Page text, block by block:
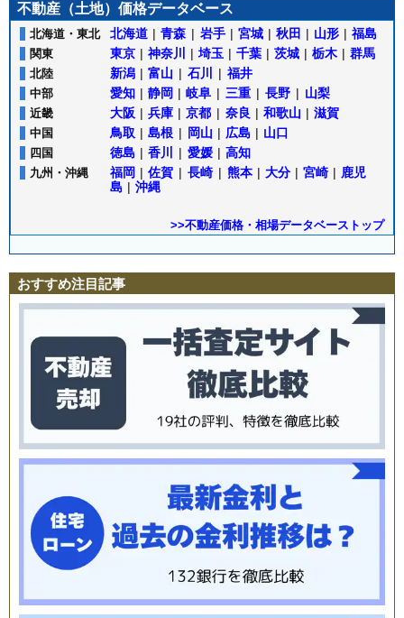
不動産（土地）価格データベース
北海道・東北 北海道 | 青森 | 岩手 | 宮城 | 秋田 | 山形 | 福島
関東 東京 | 神奈川 | 埼玉 | 千葉 | 茨城 | 栃木 | 群馬
北陸 新潟 | 富山 | 石川 | 福井
中部 愛知 | 静岡 | 岐阜 | 三重 | 長野 | 山梨
近畿 大阪 | 兵庫 | 京都 | 奈良 | 和歌山 | 滋賀
中国 鳥取 | 島根 | 岡山 | 広島 | 山口
四国 徳島 | 香川 | 愛媛 | 高知
九州・沖縄 福岡 | 佐賀 | 長崎 | 熊本 | 大分 | 宮崎 | 鹿児
島 | 沖縄
>>不動産価格・相場データベーストップ
おすすめ注目記事